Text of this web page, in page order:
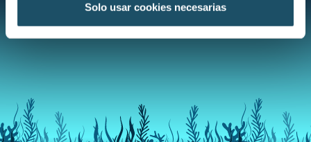
Solo usar cookies necesarias